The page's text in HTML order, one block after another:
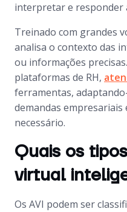
interpretar e responder
Treinado com grandes
analisa o contexto das
ou informações
plataformas de RH,
ferramentas,
demandas empresariais
necessário.
Quais os
virtual
Os AVI podem ser